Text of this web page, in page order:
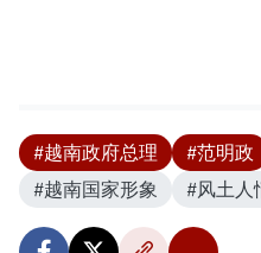
#越南政府总理 #范明政
#越南国家形象
#风土人